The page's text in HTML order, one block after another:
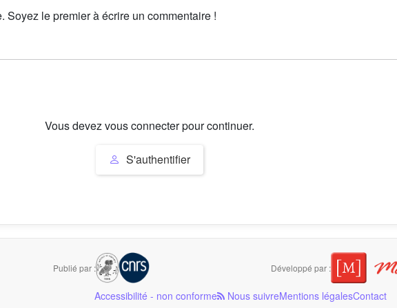
Soyez le premier à écrire un commentaire !
Vous devez vous connecter pour continuer.
S'authentifier
Publié par :
Développé par :
Accessibilité - non conforme Nous suivreMentions légalesContact